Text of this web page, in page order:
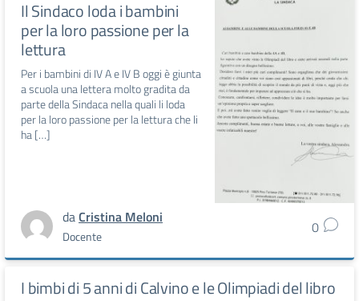
Il Sindaco loda i bambini
per la loro passione per la
lettura
Per i bambini di IV A e IV B oggi è giunta
a scuola una lettera molto gradita da
parte della Sindaca nella quali li loda
per la loro passione per la lettura che li
ha […]
daCristina Meloni
Docente 0
I bimbi di 5 anni di Calvino e le Olimpiadi del libro